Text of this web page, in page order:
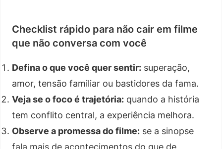
Checklist rápido para não cair em filme
que não conversa com você
Defina o que você quer sentir: superação,
amor, tensão familiar ou bastidores da fama.
Veja se o foco é trajetória: quando a história
tem conflito central, a experiência melhora.
Observe a promessa do filme: se a sinopse
fala mais de acontecimentos do que de